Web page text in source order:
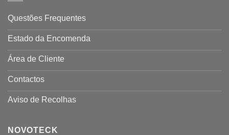
Questões Frequentes
Estado da Encomenda
Área de Cliente
Contactos
Aviso de Recolhas
NOVOTECK